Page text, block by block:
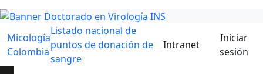
Micología
Colombia
Listado nacional de
puntos de donación de
sangre
Intranet
Iniciar
sesión